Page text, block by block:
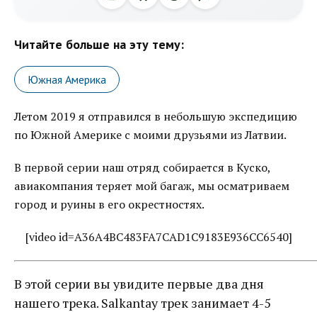
Читайте больше на эту тему:
Южная Америка
Летом 2019 я отправился в небольшую экспедицию
по Южной Америке с моими друзьями из Латвии.
В первой серии наш отряд собирается в Куско,
авиакомпания теряет мой багаж, мы осматриваем
город и руины в его окрестностях.
[video id=A36A4BC483FA7CAD1C9183E936CC6540]
В этой серии вы увидите первые два дня
нашего трека. Salkantay трек занимает 4-5